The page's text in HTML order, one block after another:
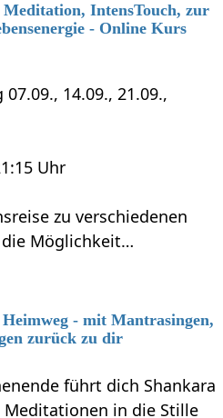
Meditation, IntensTouch, zur
- Online Kurs
14.09., 21.09.,
Uhr
zu verschiedenen
Möglichkeit…
Heimweg - mit Mantrasingen,
zurück zu dir
führt dich Shankara
in die Stille